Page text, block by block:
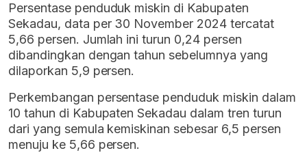
Persentase penduduk miskin di Kabupaten
Sekadau, data per 30 November 2024 tercatat
5,66 persen. Jumlah ini turun 0,24 persen
dibandingkan dengan tahun sebelumnya yang
dilaporkan 5,9 persen.
Perkembangan persentase penduduk miskin dalam
10 tahun di Kabupaten Sekadau dalam tren turun
dari yang semula kemiskinan sebesar 6,5 persen
menuju ke 5,66 persen.